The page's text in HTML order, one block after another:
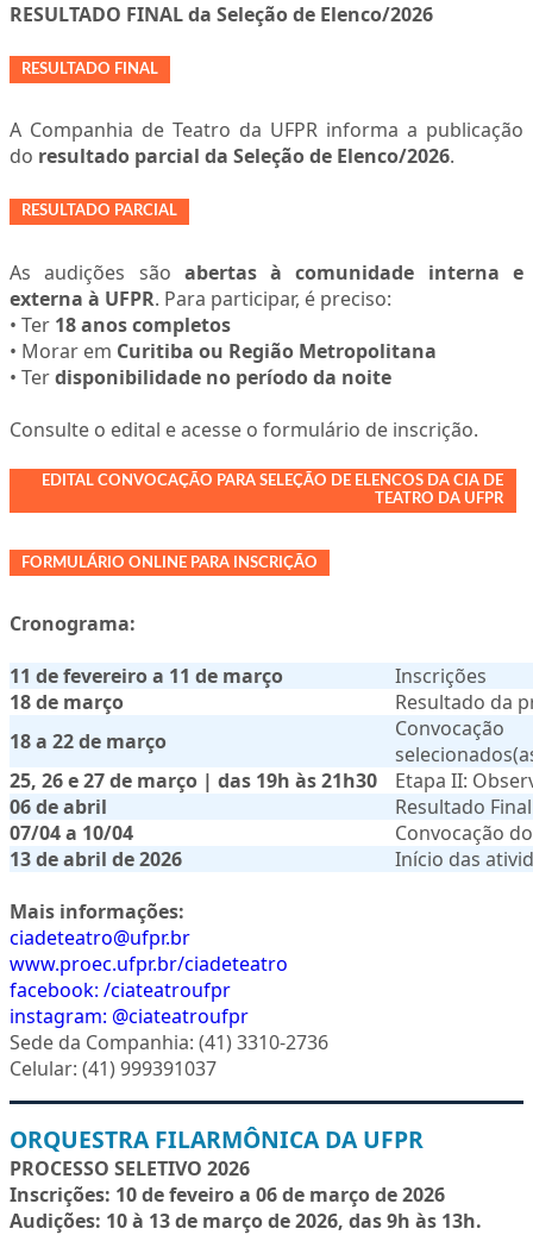
RESULTADO FINAL da Seleção de Elenco/2026
RESULTADO FINAL
A Companhia de Teatro da UFPR informa a publicação
do resultado parcial da Seleção de Elenco/2026.
RESULTADO PARCIAL
As audições são abertas à comunidade interna e
externa à UFPR. Para participar, é preciso:
• Ter 18 anos completos
• Morar em Curitiba ou Região Metropolitana
• Terdisponibilidade no período da noite
Consulte o edital e acesse o formulário de inscrição.
EDITAL CONVOCAÇÃO PARA SELEÇÃO DE ELENCOS DA CIA DE
TEATRO DA UFPR
FORMULÁRIO ONLINE PARA INSCRIÇÃO
Cronograma:
11 de fevereiro a 11 de março
Inscrições
18 de março
Resultado da
18 a 22 de março
25, 26 e 27 de março | das 19h às 21h30
Etapa II:
06 de abril
Resultado Final
07/04 a 10/04
Convocação
13 de abril de 2026
Início das
Mais informações:
ciadeteatro@ufpr.br
www.proec.ufpr.br/ciadeteatro
facebook: /ciateatroufpr
instagram: @ciateatroufpr
Sede da Companhia: (41) 3310-2736
Celular: (41) 999391037
ORQUESTRA FILARMÔNICA DA UFPR
PROCESSO SELETIVO 2026
Inscrições: 10 de feveiro a 06 de março de 2026
Audições: 10 à 13 de março de 2026, das 9h às 13h.